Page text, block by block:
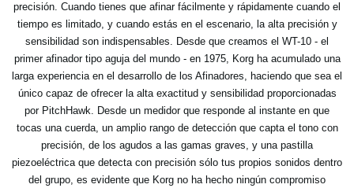
precisión. Cuando tienes que afinar fácilmente y rápidamente cuando el
tiempo es limitado, y cuando estás en el escenario, la alta precisión y
sensibilidad son indispensables. Desde que creamos el WT-10 - el
primer afinador tipo aguja del mundo - en 1975, Korg ha acumulado una
larga experiencia en el desarrollo de los Afinadores, haciendo que sea el
único capaz de ofrecer la alta exactitud y sensibilidad proporcionadas
por PitchHawk. Desde un medidor que responde al instante en que
tocas una cuerda, un amplio rango de detección que capta el tono con
precisión, de los agudos a las gamas graves, y una pastilla
piezoeléctrica que detecta con precisión sólo tus propios sonidos dentro
del grupo, es evidente que Korg no ha hecho ningún compromiso